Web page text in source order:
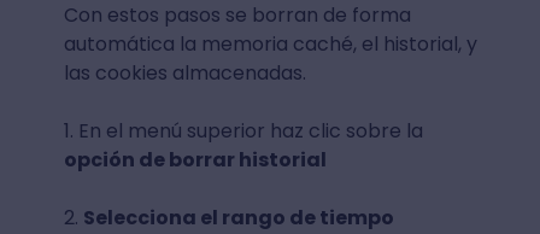
Con estos pasos se borran de forma
automática la memoria caché, el historial, y
las cookies almacenadas.
1. En el menú superior haz clic sobre la
opción de borrar historial
2. Selecciona el rango de tiempo